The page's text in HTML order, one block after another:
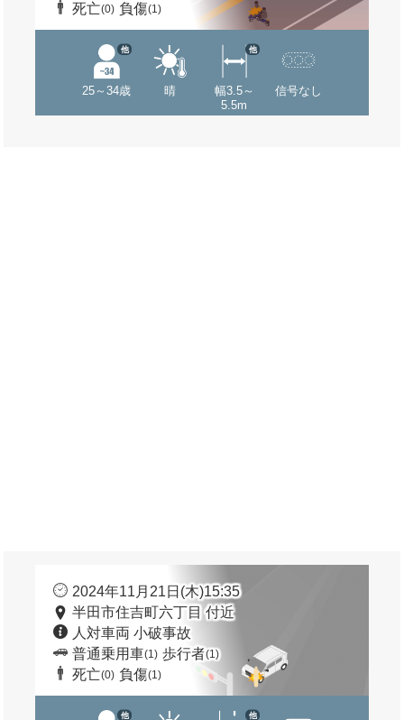
死亡(0) 負傷(1)
25～34歳
他
晴
幅3.5～
5.5m
他
信号なし
2024年11月21日(木)15:35
半田市住吉町六丁目 付近
人対車両 小破事故
普通乗用車(1) 歩行者(1)
死亡(0) 負傷(1)
他 他